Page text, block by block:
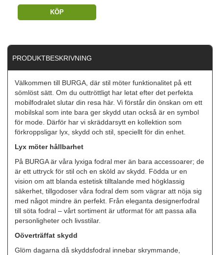
KÖP
PRODUKTBESKRIVNING
Välkommen till BURGA, där stil möter funktionalitet på ett
sömlöst sätt. Om du outtröttligt har letat efter det perfekta
mobilfodralet slutar din resa här. Vi förstår din önskan om ett
mobilskal som inte bara ger skydd utan också är en symbol
för mode. Därför har vi skräddarsytt en kollektion som
förkroppsligar lyx, skydd och stil, speciellt för din enhet.
Lyx möter hållbarhet
På BURGA är våra lyxiga fodral mer än bara accessoarer; de
är ett uttryck för stil och en sköld av skydd. Födda ur en
vision om att blanda estetisk tilltalande med högklassig
säkerhet, tillgodoser våra fodral dem som vägrar att nöja sig
med något mindre än perfekt. Från eleganta designerfodral
till söta fodral – vårt sortiment är utformat för att passa alla
personligheter och livsstilar.
Oöverträffat skydd
Glöm dagarna då skyddsfodral innebar skrymmande,